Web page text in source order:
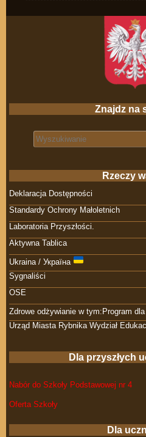
Znajdz na
Search for:
Rzeczy
Deklaracja Dostępności
Standardy Ochrony Małoletnich
Laboratoria Przyszłości.
Aktywna Tablica
Ukraina / Україна
Sygnaliści
OSE
Zdrowe odżywianie w tym:Program
Urząd Miasta Rybnika Wydział
Dla przyszłych
Nabór do Szkoły Podstawowej nr 4
Oferta Szkoły
Dla